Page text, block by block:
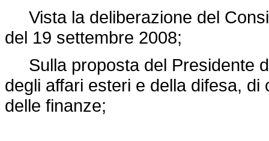
Vista la deliberazione del
del 19 settembre 2008;
Sulla proposta del Presidente
degli affari esteri e della difesa,
delle finanze;